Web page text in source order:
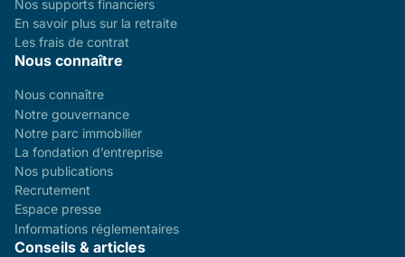
Nos supports financiers
En savoir plus sur la retraite
Les frais de contrat
Nous connaître
Nous connaître
Notre gouvernance
Notre parc immobilier
La fondation d’entreprise
Nos publications
Recrutement
Espace presse
Informations réglementaires
Conseils & articles